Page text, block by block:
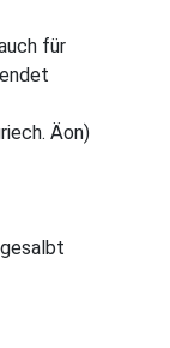
für
Äon)